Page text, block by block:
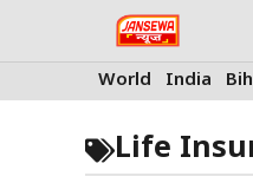
World India
Life